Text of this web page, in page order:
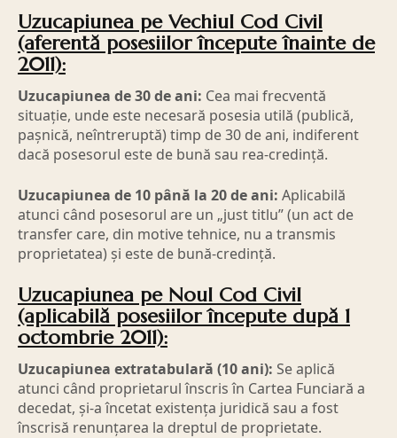
Uzucapiunea pe Vechiul Cod Civil
(aferentă posesiilor începute înainte de
2011):
Uzucapiunea de 30 de ani: Cea mai frecventă
situație, unde este necesară posesia utilă (publică,
pașnică, neîntreruptă) timp de 30 de ani, indiferent
dacă posesorul este de bună sau rea-credință.
Uzucapiunea de 10 până la 20 de ani: Aplicabilă
atunci când posesorul are un „just titlu” (un act de
transfer care, din motive tehnice, nu a transmis
proprietatea) și este de bună-credință.
Uzucapiunea pe Noul Cod Civil
(aplicabilă posesiilor începute după 1
octombrie 2011):
Uzucapiunea extratabulară (10 ani): Se aplică
atunci când proprietarul înscris în Cartea Funciară a
decedat, și-a încetat existența juridică sau a fost
înscrisă renunțarea la dreptul de proprietate.